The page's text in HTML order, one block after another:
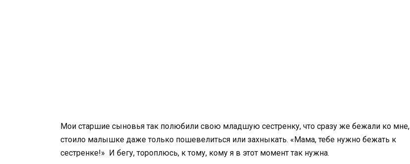
Мои старшие сыновья так полюбили свою младшую сестренку, что сразу же бежали ко мне,
стоило малышке даже только пошевелиться или захныкать. «Мама, тебе нужно бежать к
сестренке!» И бегу, тороплюсь, к тому, кому я в этот момент так нужна.